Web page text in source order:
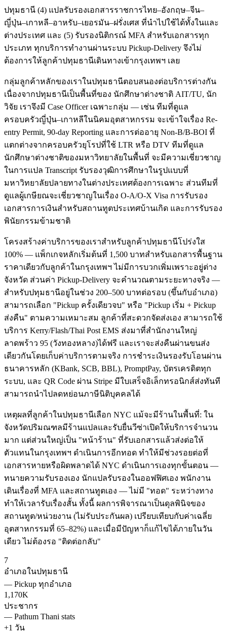
ปทุมธานี (4) แปลรับรองเอกสารราชการไทย–อังกฤษ–จีน–
ญี่ปุ่น–เกาหลี–อาหรับ–เยอรมัน–ฝรั่งเศส ที่นำไปใช้ได้ทั้งในและ
ต่างประเทศ และ (5) รับรองนิติกรณ์ MFA สำหรับเอกสารทุก
ประเภท ทุกบริการทำงานผ่านระบบ Pickup-Delivery จึงไม่
ต้องการให้ลูกค้าปทุมธานีเดินทางเข้ากรุงเทพฯ เลย
กลุ่มลูกค้าหลักของเราในปทุมธานีตอบสนองต่อบริการต่างกัน
เนื่องจากปทุมธานีเป็นพื้นที่ของ นักศึกษาต่างชาติ AIT/TU, นัก
วิจัย เราจึงมี Case Officer เฉพาะกลุ่ม — เช่น ทีมที่ดูแล
ครอบครัวญี่ปุ่น–เกาหลีในนิคมอุตสาหกรรม จะเข้าใจเรื่อง Re-
entry Permit, 90-day Reporting และการต่ออายุ Non-B/B-BOI ที่
แตกต่างจากครอบครัวยุโรปที่ใช้ LTR หรือ DTV ทีมที่ดูแล
นักศึกษาต่างชาติของมหาวิทยาลัยในพื้นที่ จะมีความเชี่ยวชาญ
ในการแปล Transcript รับรองวุฒิการศึกษาในรูปแบบที่
มหาวิทยาลัยปลายทางในต่างประเทศต้องการเฉพาะ ส่วนทีมที่
ดูแลผู้เกษียณจะเชี่ยวชาญในเรื่อง O-A/O-X Visa การรับรอง
เอกสารการเงินสำหรับสถานทูตประเทศบ้านเกิด และการรับรอง
พินัยกรรมข้ามชาติ
โครงสร้างค่าบริการของเราสำหรับลูกค้าปทุมธานีโปร่งใส
100% — แพ็กเกจหลักเริ่มต้นที่ 1,500 บาทสำหรับเอกสารพื้นฐาน
ราคาเดียวกับลูกค้าในกรุงเทพฯ ไม่มีการบวกเพิ่มเพราะอยู่ต่าง
จังหวัด ส่วนค่า Pickup-Delivery จะคำนวณตามระยะทางจริง —
สำหรับปทุมธานีอยู่ในช่วง 200–500 บาทต่อรอบ (ขึ้นกับอำเภอ)
สามารถเลือก "Pickup ครั้งเดียวจบ" หรือ "Pickup เริ่ม + Pickup
ส่งคืน" ตามความเหมาะสม ลูกค้าที่สะดวกจัดส่งเอง สามารถใช้
บริการ Kerry/Flash/Thai Post EMS ส่งมาที่สำนักงานใหญ่
ลาดพร้าว 95 (วังทองหลาง)ได้ฟรี และเราจะส่งคืนผ่านขนส่ง
เดียวกันโดยเก็บค่าบริการตามจริง การชำระเงินรองรับโอนผ่าน
ธนาคารหลัก (KBank, SCB, BBL), PromptPay, บัตรเครดิตทุก
ระบบ, และ QR Code ผ่าน Stripe มีใบเสร็จอิเล็กทรอนิกส์ส่งทันที
สามารถนำไปลดหย่อนภาษีนิติบุคคลได้
เหตุผลที่ลูกค้าในปทุมธานีเลือก NYC แม้จะมีร้านในพื้นที่: ใน
จังหวัดปริมณฑลมีร้านแปลและรับยื่นวีซ่าเปิดให้บริการจำนวน
มาก แต่ส่วนใหญ่เป็น "หน้าร้าน" ที่รับเอกสารแล้วส่งต่อให้
ตัวแทนในกรุงเทพฯ ดำเนินการอีกทอด ทำให้มีช่วงรอยต่อที่
เอกสารหายหรือผิดพลาดได้ NYC ดำเนินการเองทุกขั้นตอน —
ทนายความรับรองเอง นักแปลรับรองในออฟฟิศเอง พนักงาน
เดินเรื่องที่ MFA และสถานทูตเอง — ไม่มี "ทอด" ระหว่างทาง
ทำให้เวลารับเรื่องสั้น ทั้งนี้ ผลการพิจารณาเป็นดุลพินิจของ
สถานทูต/หน่วยงาน (ไม่รับประกันผล) เปรียบเทียบกับค่าเฉลี่ย
อุตสาหกรรมที่ 65–82%) และเมื่อมีปัญหาก็แก้ไขได้ภายในวัน
เดียว ไม่ต้องรอ "ติดต่อกลับ"
7
อำเภอในปทุมธานี
— Pickup ทุกอำเภอ
1,170K
ประชากร
— Pathum Thani stats
+1 วัน